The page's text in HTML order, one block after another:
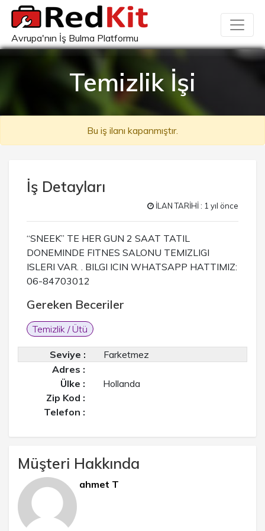
Avrupa'nın İş Bulma Platformu
Temizlik İşi
Bu iş ilanı kapanmıştır.
İş Detayları
İLAN TARİHİ : 1 yıl önce
“SNEEK” TE HER GUN 2 SAAT TATIL
DONEMINDE FITNES SALONU TEMIZLIGI
ISLERI VAR. . BILGI ICIN WHATSAPP HATTIMIZ:
06-84703012
Gereken Beceriler
Temizlik / Ütü
Seviye :
Farketmez
Adres :
Ülke :
Hollanda
Zip Kod :
Telefon :
Müşteri Hakkında
ahmet T